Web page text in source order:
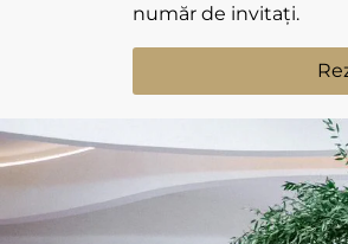
număr de invitați.